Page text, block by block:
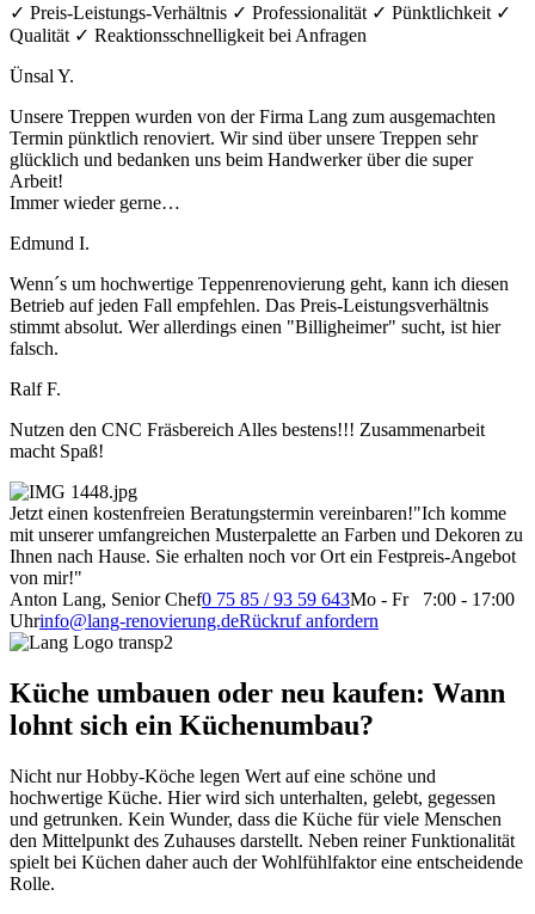
✓ Preis-Leistungs-Verhältnis ✓ Professionalität ✓ Pünktlichkeit ✓
Qualität ✓ Reaktionsschnelligkeit bei Anfragen
Ünsal Y.
Unsere Treppen wurden von der Firma Lang zum ausgemachten
Termin pünktlich renoviert. Wir sind über unsere Treppen sehr
glücklich und bedanken uns beim Handwerker über die super
Arbeit!
Immer wieder gerne…
Edmund I.
Wenn´s um hochwertige Teppenrenovierung geht, kann ich diesen
Betrieb auf jeden Fall empfehlen. Das Preis-Leistungsverhältnis
stimmt absolut. Wer allerdings einen "Billigheimer" sucht, ist hier
falsch.
Ralf F.
Nutzen den CNC Fräsbereich Alles bestens!!! Zusammenarbeit
macht Spaß!
Jetzt einen kostenfreien Beratungstermin vereinbaren!"Ich komme
mit unserer umfangreichen Musterpalette an Farben und Dekoren zu
Ihnen nach Hause. Sie erhalten noch vor Ort ein Festpreis-Angebot
von mir!"
Anton Lang, Senior Chef0 75 85 / 93 59 643Mo - Fr 7:00 - 17:00
Uhrinfo@lang-renovierung.deRückruf anfordern
Küche umbauen oder neu kaufen: Wann
lohnt sich ein Küchenumbau?
Nicht nur Hobby-Köche legen Wert auf eine schöne und
hochwertige Küche. Hier wird sich unterhalten, gelebt, gegessen
und getrunken. Kein Wunder, dass die Küche für viele Menschen
den Mittelpunkt des Zuhauses darstellt. Neben reiner Funktionalität
spielt bei Küchen daher auch der Wohlfühlfaktor eine entscheidende
Rolle.